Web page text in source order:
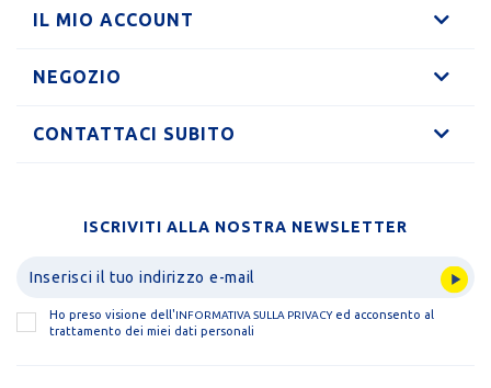
IL MIO ACCOUNT
NEGOZIO
CONTATTACI SUBITO
ISCRIVITI ALLA NOSTRA NEWSLETTER
Ho preso visione dell' INFORMATIVA SULLA PRIVACYed acconsento al
trattamento dei miei dati personali